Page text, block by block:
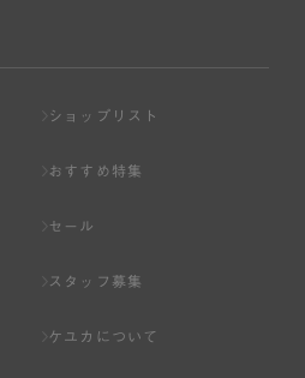
ショップリスト
おすすめ特集
セール
スタッフ募集
ケユカについて